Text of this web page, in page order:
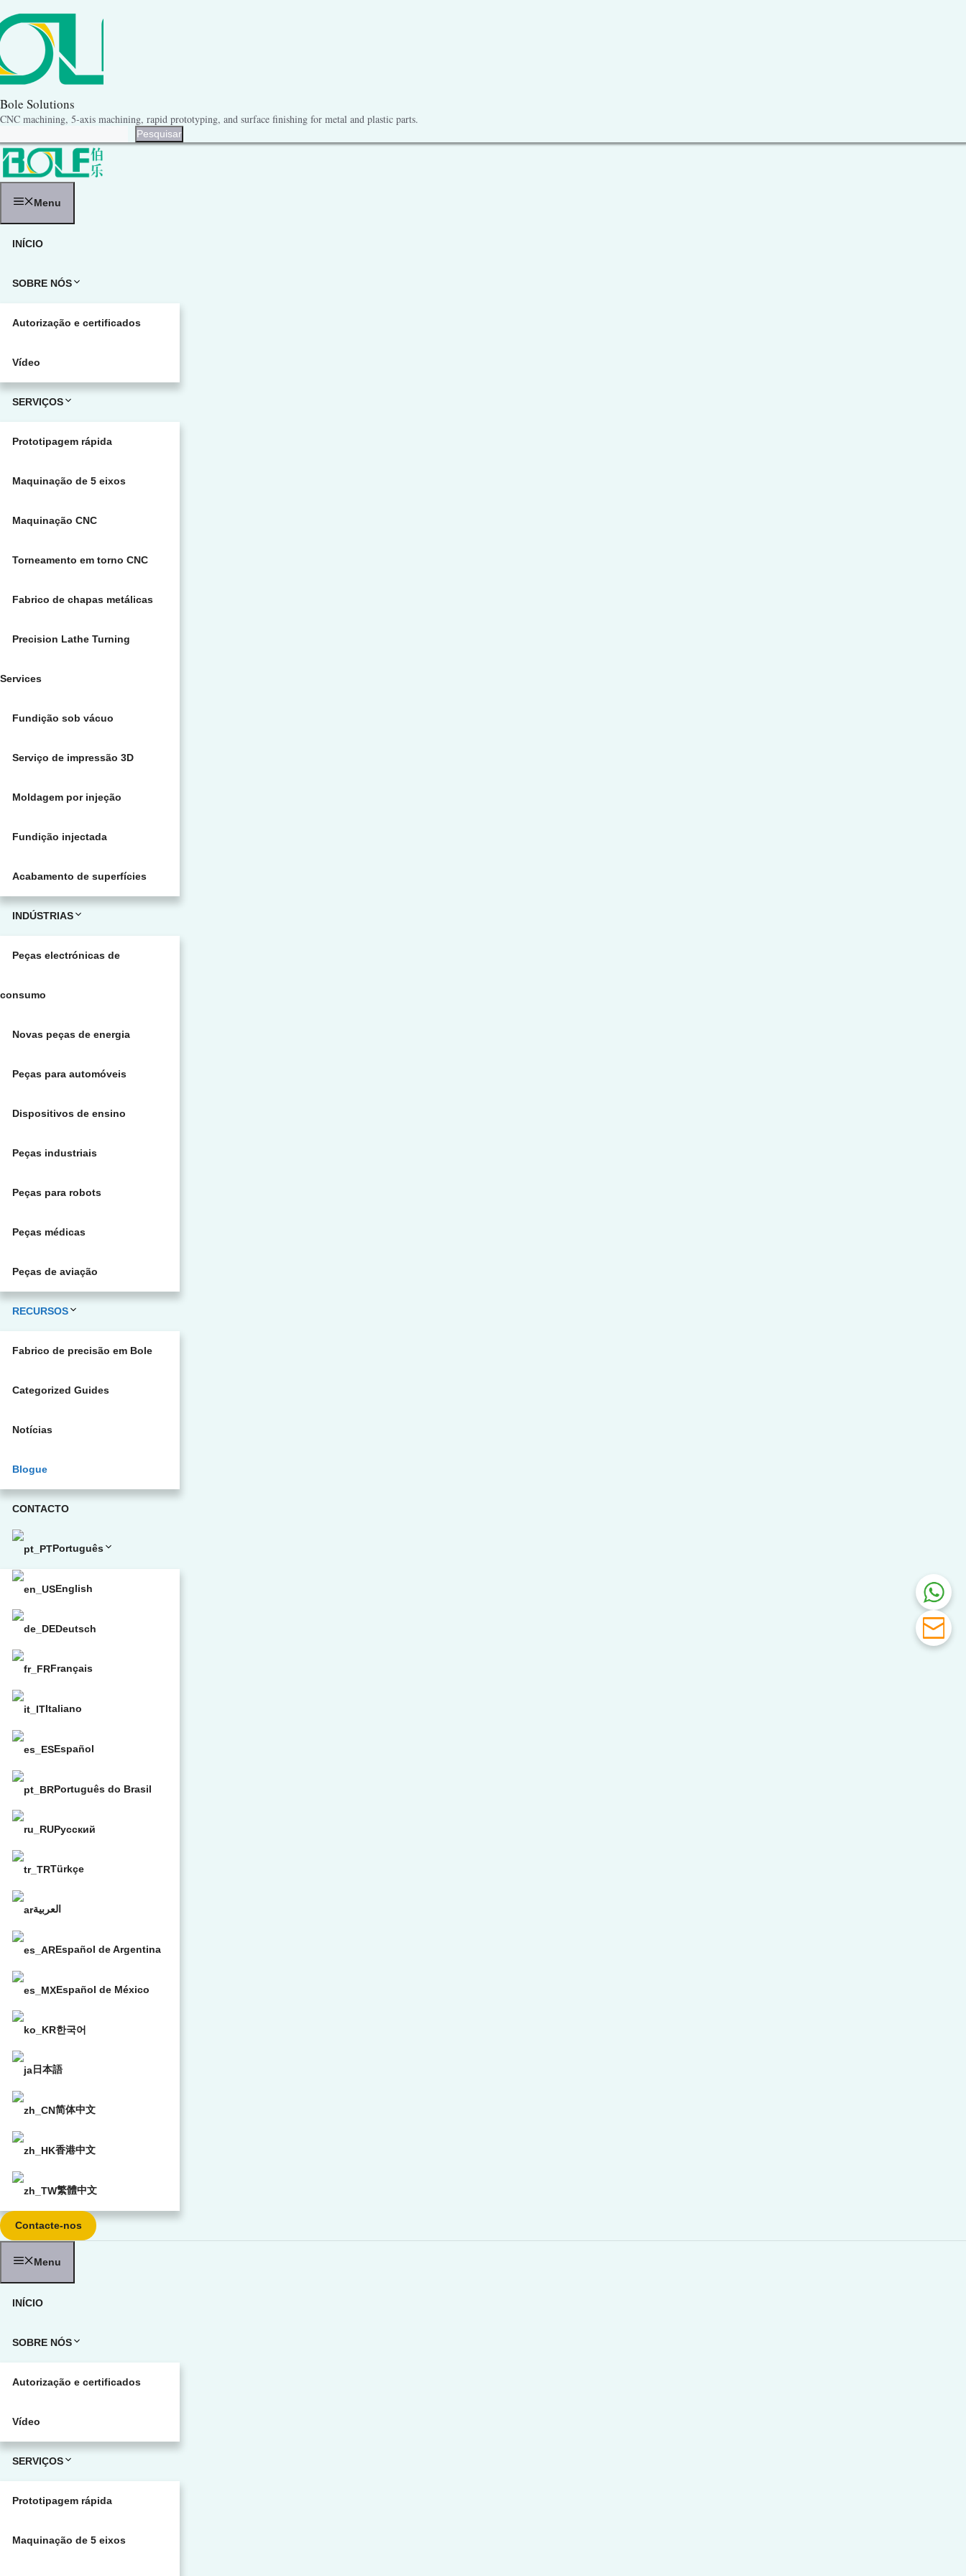
para
o
Bole Solutions
CNC machining, 5-axis machining, rapid prototyping, and surface finishing for metal and plastic parts.
Pesquisar
Menu
INÍCIO
SOBRE NÓS
Autorização e certificados
Vídeo
SERVIÇOS
Prototipagem rápida
Maquinação de 5 eixos
Maquinação CNC
Torneamento em torno CNC
Fabrico de chapas metálicas
Precision Lathe Turning
Services
Fundição sob vácuo
Serviço de impressão 3D
Moldagem por injeção
Fundição injectada
Acabamento de superfícies
INDÚSTRIAS
Peças electrónicas de
consumo
Novas peças de energia
Peças para automóveis
Dispositivos de ensino
Peças industriais
Peças para robots
Peças médicas
Peças de aviação
RECURSOS
Fabrico de precisão em Bole
Categorized Guides
Notícias
Blogue
CONTACTO
Português
English
Deutsch
Français
Italiano
Español
Português do Brasil
Русский
Türkçe
العربية
Español de Argentina
Español de México
한국어
日本語
简体中文
香港中文
繁體中文
Contacte-nos
Menu
INÍCIO
SOBRE NÓS
Autorização e certificados
Vídeo
SERVIÇOS
Prototipagem rápida
Maquinação de 5 eixos